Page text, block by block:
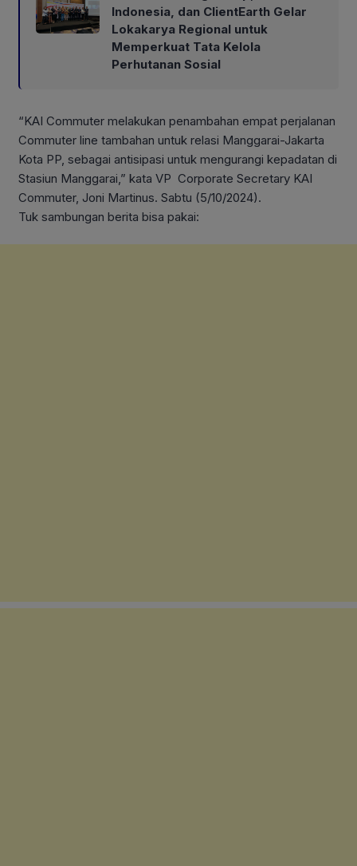
Indonesia, dan ClientEarth Gelar
Lokakarya Regional untuk
Memperkuat Tata Kelola
Perhutanan Sosial
“KAI Commuter melakukan penambahan empat perjalanan
Commuter line tambahan untuk relasi Manggarai-Jakarta
Kota PP, sebagai antisipasi untuk mengurangi kepadatan di
Stasiun Manggarai,” kata VP Corporate Secretary KAI
Commuter, Joni Martinus. Sabtu (5/10/2024).
Tuk sambungan berita bisa pakai: